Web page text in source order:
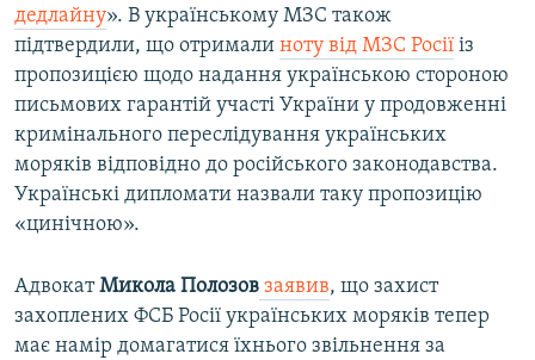
дедлайну». В українському МЗС також
підтвердили, що отримали ноту від МЗС Росії із
пропозицією щодо надання українською стороною
письмових гарантій участі України у продовженні
кримінального переслідування українських
моряків відповідно до російського законодавства.
Українські дипломати назвали таку пропозицію
«цинічною».
АдвокатМикола Полозов заявив, що захист
захоплених ФСБ Росії українських моряків тепер
має намір домагатися їхнього звільнення за